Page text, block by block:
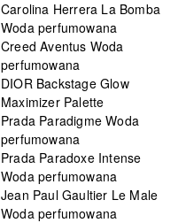
Carolina Herrera La Bomba
Woda perfumowana
Creed Aventus Woda
perfumowana
DIOR Backstage Glow
Maximizer Palette
Prada Paradigme Woda
perfumowana
Prada Paradoxe Intense
Woda perfumowana
Jean Paul Gaultier Le Male
Woda perfumowana